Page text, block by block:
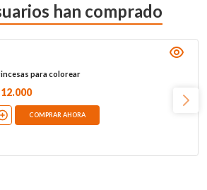
han comprado
para colorear
12.000
COMPRAR AHORA